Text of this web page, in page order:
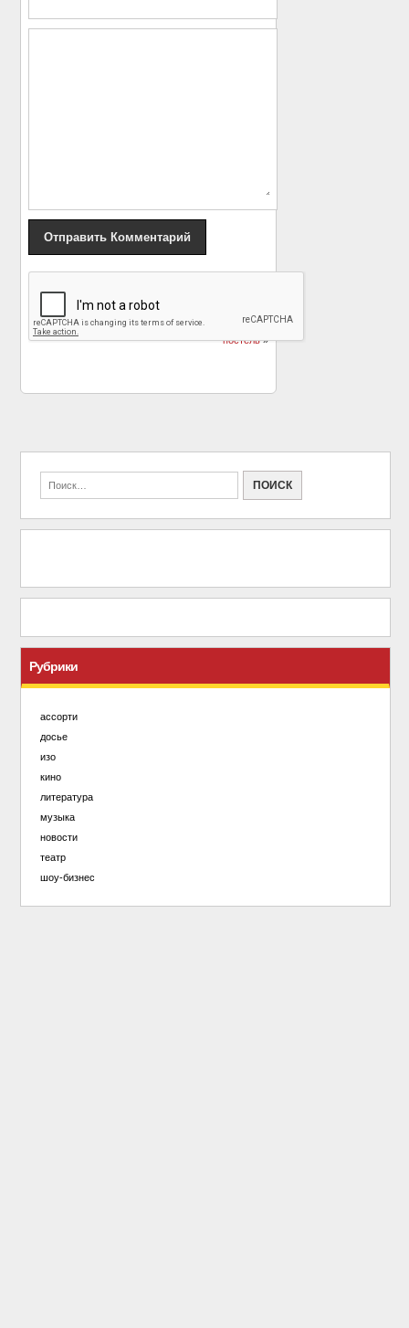
Илон Маск: история
гения до того, как весь
мир узнал о нем
Есенин устроили одну
поэтессу греть им
постель»
Рубрики
ассорти
досье
изо
кино
литература
музыка
новости
театр
шоу-бизнес